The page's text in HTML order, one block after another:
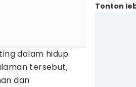
dalam hidup
tersebut,
dan
Tonton